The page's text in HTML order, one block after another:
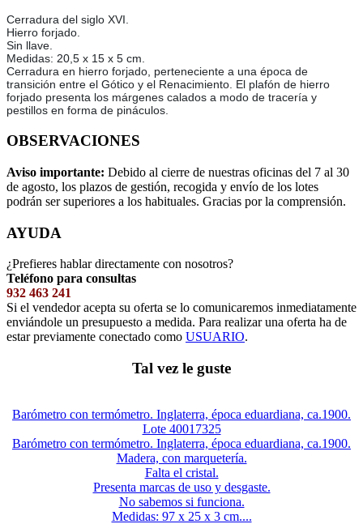
Cerradura del siglo XVI.
Hierro forjado.
Sin llave.
Medidas: 20,5 x 15 x 5 cm.
Cerradura en hierro forjado, perteneciente a una época de
transición entre el Gótico y el Renacimiento. El plafón de hierro
forjado presenta los márgenes calados a modo de tracería y
pestillos en forma de pináculos.
OBSERVACIONES
Aviso importante: Debido al cierre de nuestras oficinas del 7 al 30
de agosto, los plazos de gestión, recogida y envío de los lotes
podrán ser superiores a los habituales. Gracias por la comprensión.
AYUDA
¿Prefieres hablar directamente con nosotros?
Teléfono para consultas
932 463 241
Si el vendedor acepta su oferta se lo comunicaremos inmediatamente
enviándole un presupuesto a medida. Para realizar una oferta ha de
estar previamente conectado como USUARIO.
Tal vez le guste
Barómetro con termómetro. Inglaterra, época eduardiana, ca.1900.
Lote 40017325
Barómetro con termómetro. Inglaterra, época eduardiana, ca.1900.
Madera, con marquetería.
Falta el cristal.
Presenta marcas de uso y desgaste.
No sabemos si funciona.
Medidas: 97 x 25 x 3 cm....